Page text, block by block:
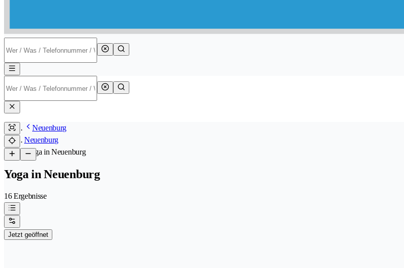
Neuenburg
Neuenburg
/Yoga in Neuenburg
Yoga in Neuenburg
16 Ergebnisse
Jetzt geöffnet